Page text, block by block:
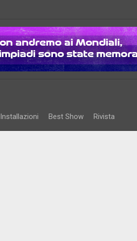
Installazioni Best Show Rivista